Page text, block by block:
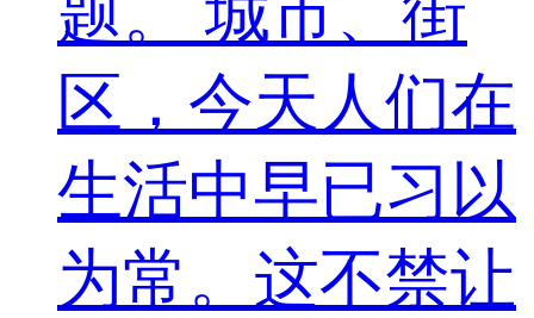
题。 城市、街
区，今天人们在
生活中早已习以
为常。这不禁让